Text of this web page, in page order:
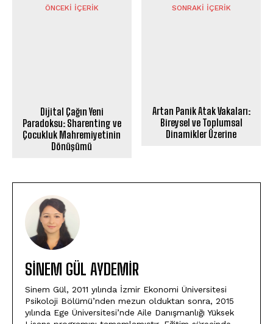
ÖNCEKI İÇERIK
Dijital Çağın Yeni
Paradoksu: Sharenting ve
Çocukluk Mahremiyetinin
Dönüşümü
SONRAKI İÇERIK
Artan Panik Atak Vakaları:
Bireysel ve Toplumsal
Dinamikler Üzerine
SİNEM GÜL AYDEMİR
Sinem Gül, 2011 yılında İzmir Ekonomi Üniversitesi
Psikoloji Bölümü’nden mezun olduktan sonra, 2015
yılında Ege Üniversitesi’nde Aile Danışmanlığı Yüksek